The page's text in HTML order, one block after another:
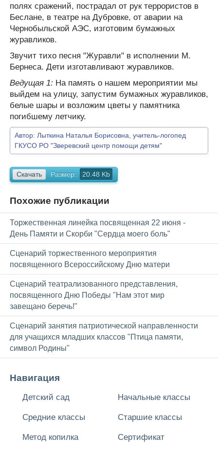
полях сражений, пострадал от рук террористов в
Беслане, в театре на Дубровке, от аварии на
Чернобыльской АЭС, изготовим бумажных
журавликов.
Звучит тихо песня "Журавли" в исполнении М.
Бернеса. Дети изготавливают журавликов.
Ведущая 1: На память о нашем мероприятии мы
выйдем на улицу, запустим бумажных журавликов,
белые шары и возложим цветы у памятника
погибшему летчику.
Автор: Лыткина Наталья Борисовна, учитель-логопед
ГКУСО РО "Зверевский центр помощи детям"
Скачать Размер: 20.48 Kb
Похожие публикации
Торжественная линейка посвященная 22 июня -
День Памяти и Скорби "Сердца моего боль"
Сценарий торжественного мероприятия
посвященного Всероссийскому Дню матери
Сценарий театрализованного представления,
посвященного Дню Победы "Нам этот мир
завещано беречь!"
Сценарий занятия патриотической направленности
для учащихся младших классов "Птица памяти,
символ Родины"
Навигация
Детский сад Начальные классы
Средние классы Старшие классы
Метод копилка Сертификат